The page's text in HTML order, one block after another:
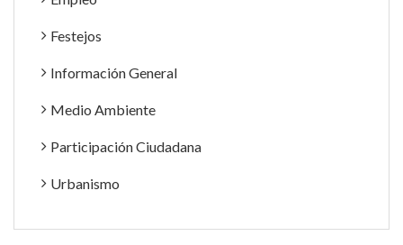
Festejos
Información General
Medio Ambiente
Participación Ciudadana
Urbanismo